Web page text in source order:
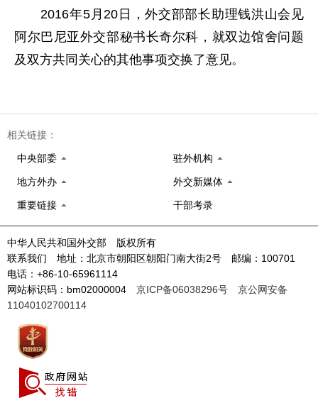
2016年5月20日，外交部部长助理钱洪山会见
阿尔巴尼亚外交部秘书长奇尔科，就双边馆舍问题
及双方共同关心的其他事项交换了意见。
相关链接：
中央部委 驻外机构
地方外办 外交新媒体
重要链接 干部考录
中华人民共和国外交部 版权所有
联系我们 地址：北京市朝阳区朝阳门南大街2号 邮编：100701
电话：+86-10-65961114
网站标识码：bm02000004 京ICP备06038296号
京公网安备
11040102700114